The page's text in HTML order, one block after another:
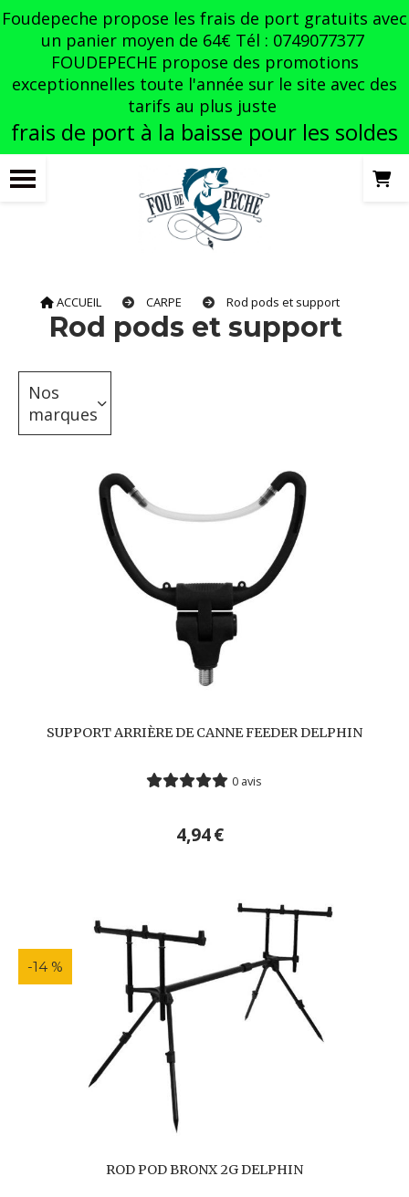
Foudepeche propose les frais de port gratuits avec
un panier moyen de 64€ Tél : 0749077377
FOUDEPECHE propose des promotions
exceptionnelles toute l'année sur le site avec des
tarifs au plus juste
frais de port à la baisse pour les soldes
ACCUEIL CARPE Rod pods et support
Rod pods et support
Nos
marques
SUPPORT ARRIÈRE DE CANNE FEEDER DELPHIN
0 avis
4,94€
-14 %
ROD POD BRONX 2G DELPHIN